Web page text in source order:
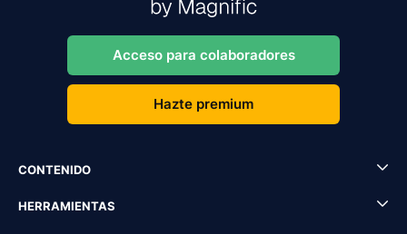
Acceso para colaboradores
Hazte premium
CONTENIDO
HERRAMIENTAS